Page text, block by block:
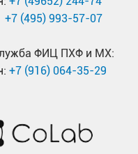
+7 (495) 993-57-07
ФИЦ ПХФ и МХ:
+7 (916) 064-35-29